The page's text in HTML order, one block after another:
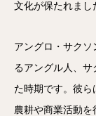
文化が保たれまし
アングロ・サク
るアングル人、
た時期です。彼ら
農耕や商業活動を